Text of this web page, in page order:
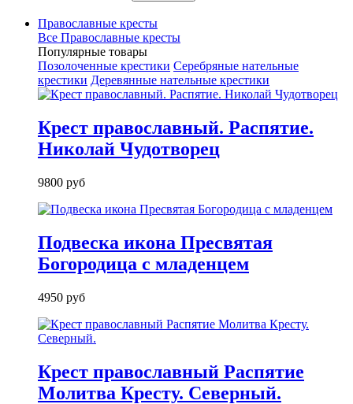
Православные кресты
Все Православные кресты
Популярные товары
Позолоченные крестики Серебряные нательные
крестики Деревянные нательные крестики
Крест православный. Распятие.
Николай Чудотворец
9800 руб
Подвеска икона Пресвятая
Богородица с младенцем
4950 руб
Крест православный Распятие
Молитва Кресту. Северный.